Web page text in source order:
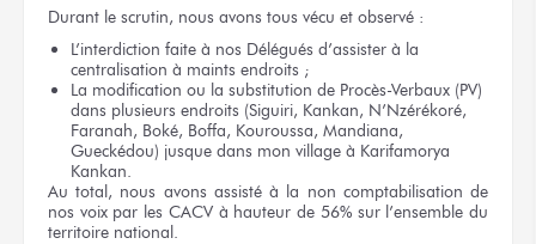
Durant le scrutin, nous avons tous vécu et observé :
L’interdiction faite à nos Délégués d’assister à la
centralisation à maints endroits ;
La modification ou la substitution de Procès-Verbaux (PV)
dans plusieurs endroits (Siguiri, Kankan, N’Nzérékoré,
Faranah, Boké, Boffa, Kouroussa, Mandiana,
Gueckédou) jusque dans mon village à Karifamorya
Kankan.
Au total, nous avons assisté à la non comptabilisation de
nos voix par les CACV à hauteur de 56% sur l’ensemble du
territoire national.